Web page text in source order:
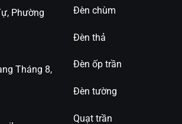
Phường
Tháng 8,
Đèn chùm
Đèn thả
Đèn ốp trần
Đèn tường
Quạt trần